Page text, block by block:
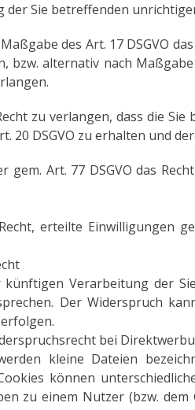
der Sie betreffenden
des Art. 17 DSGVO
bzw. alternativ nach
zu verlangen, dass die
20 DSGVO zu erhalten und
gem. Art. 77 DSGVO das
erteilte Einwilligungen
Verarbeitung der
Der Widerspruch
bei
kleine Dateien
können
zu einem Nutzer (bzw.